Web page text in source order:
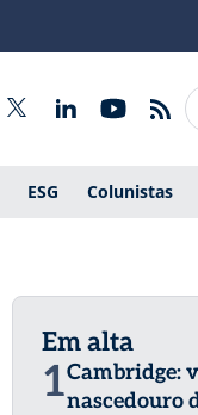
ESG Colunistas
Em alta
1Cambridge:
nascedouro